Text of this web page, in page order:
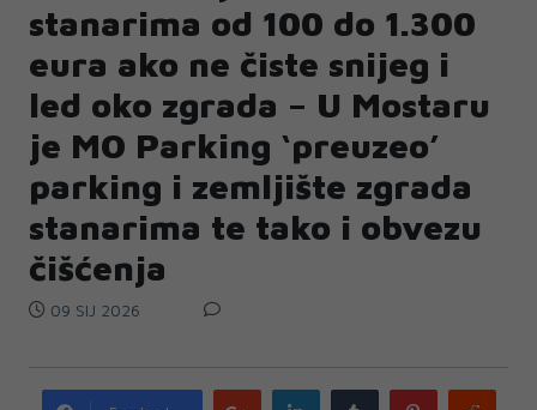
stanarima od 100 do 1.300
eura ako ne čiste snijeg i
led oko zgrada – U Mostaru
je MO Parking ‘preuzeo’
parking i zemljište zgrada
stanarima te tako i obvezu
čišćenja
09 SIJ 2026
Google
LinkedIn Tumblr Pinterest